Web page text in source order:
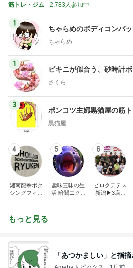
筋トレ・ジム 2,783人参加中
1
ちゃらめのボディコンバ
ちゃらめ
1
ビキニが似合う、砂時計
さくら
3
ポンコツ主婦黒猫屋の筋
黒猫屋
4
湘南龍拳ボク
シングフィッ
グ
5
趣味三昧の生
活 暗闇エクサ
6
ピロクテテス
新潟▶3店舗
もっと見る
「あつかましい」と指